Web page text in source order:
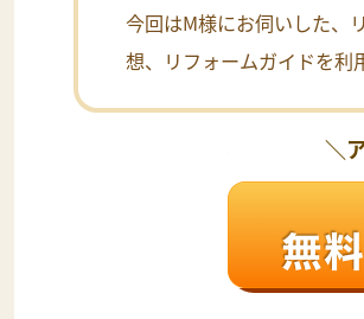
今回はM様にお伺いした、
想、リフォームガイドを利
＼